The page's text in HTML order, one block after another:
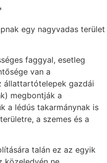
egy nagyvadas terület
faggyal, esetleg
van a
állattartótelepek gazdái
megbontják a
a lédús takarmánynak is
a szemes és a
talán ez az egyik